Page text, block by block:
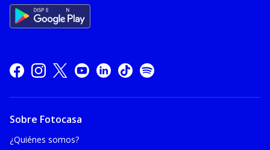
Sobre Fotocasa
¿Quiénes somos?